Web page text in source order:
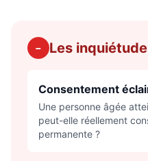
− Les
Consentement
Une personne âgée
peut-elle réellement
permanente ?